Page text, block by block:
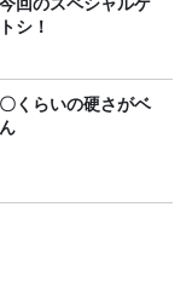
シ！
くらいの硬さがベ